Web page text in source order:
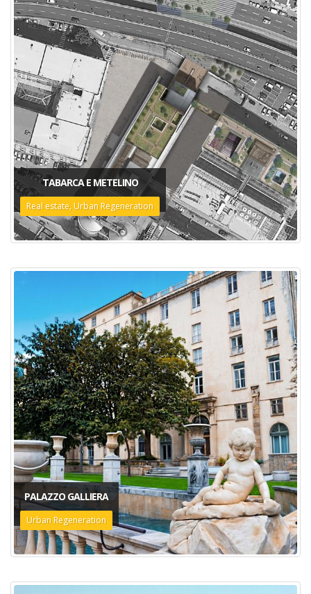
TABARCA E METELINO
Real estate, Urban Regeneration
PALAZZO GALLIERA
Urban Regeneration